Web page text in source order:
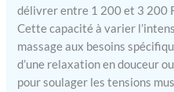
délivrer entre 1 200 et 3 200
Cette capacité à varier
massage aux besoins
d’une relaxation en douceur
pour soulager les tensions